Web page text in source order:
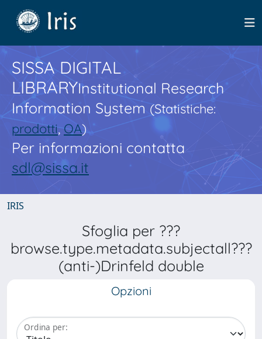
SISSA DIGITAL
LIBRARYInstitutional Research
Information System(Statistiche:
prodotti,OA)
Per informazioni contatta
sdl@sissa.it
IRIS
Sfoglia per ???
browse.type.metadata.subjectall???
(anti-)Drinfeld double
Opzioni
Ordina per: